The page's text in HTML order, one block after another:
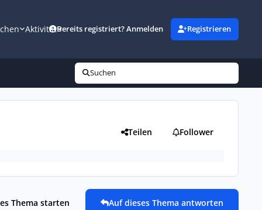
AktivitätBereits registriert? Anmelden Registrieren
Suchen
Teilen Follower
Thema starten Auf dieses Thema antworten